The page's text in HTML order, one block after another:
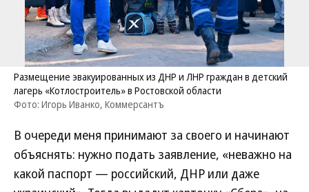
Размещение эвакуированных из ДНР и ЛНР граждан в детский
лагерь «Котлостроитель» в Ростовской области
Фото: Игорь Иванко, Коммерсантъ
В очереди меня принимают за своего и начинают
объяснять: нужно подать заявление, «неважно на
какой паспорт — российский, ДНР или даже